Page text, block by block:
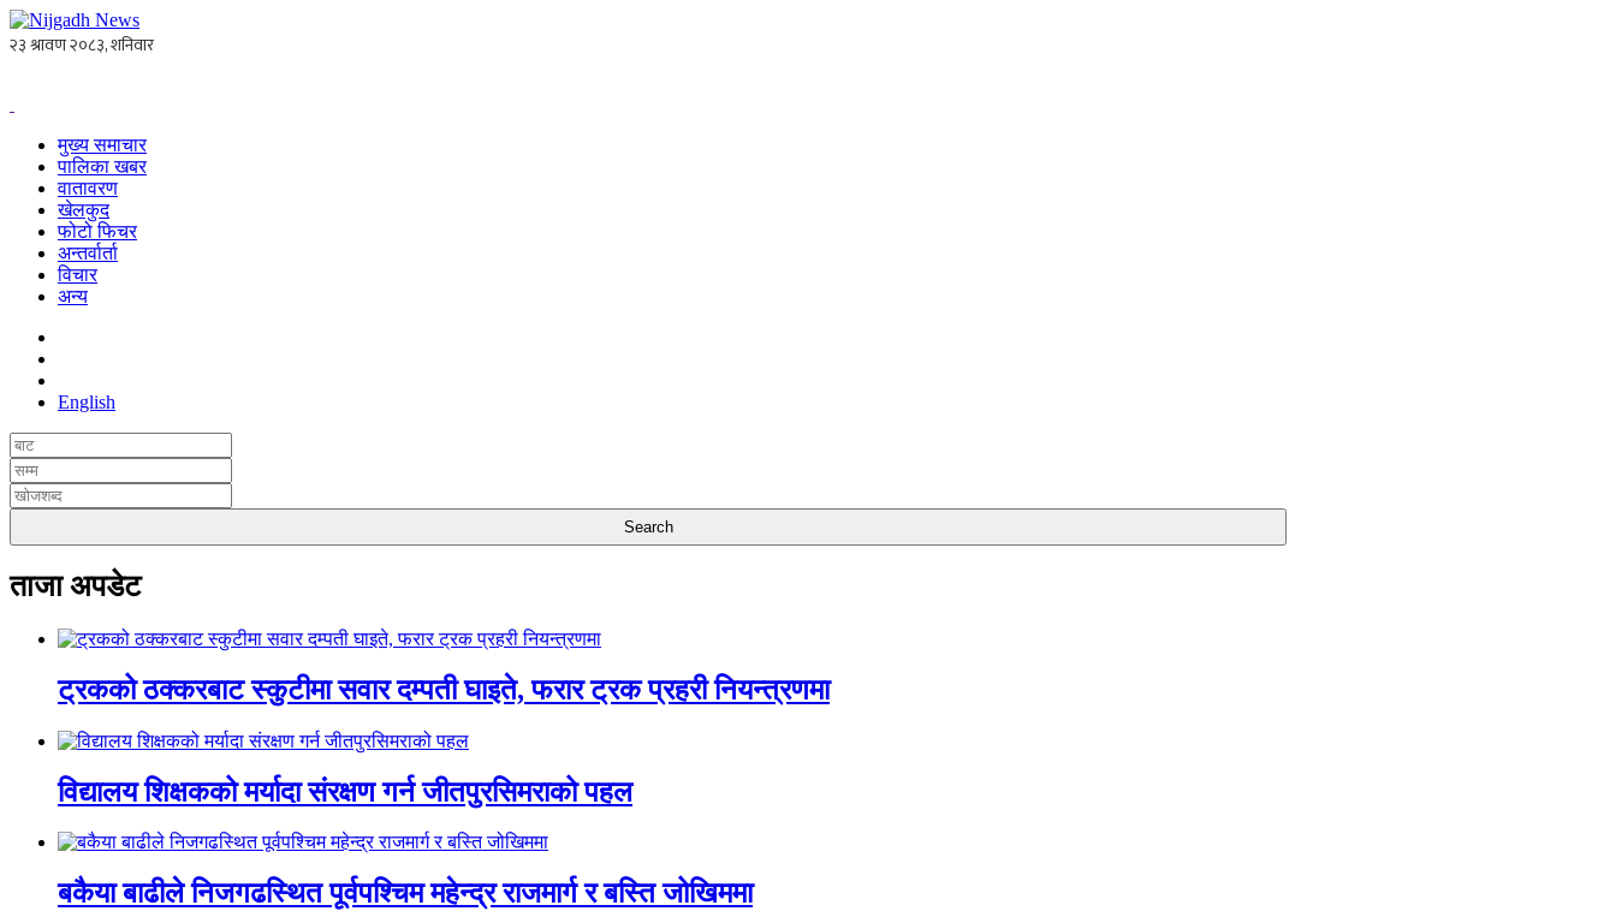
मुख्य समाचार
पालिका खबर
वातावरण
खेलकुद
फोटो फिचर
अन्तर्वार्ता
विचार
अन्य
English
ताजा अपडेट
ट्रकको ठक्करबाट स्कुटीमा सवार दम्पती घाइते, फरार ट्रक प्रहरी नियन्त्रणमा
विद्यालय शिक्षकको मर्यादा संरक्षण गर्न जीतपुरसिमराको पहल
बकैया बाढीले निजगढस्थित पूर्वपश्चिम महेन्द्र राजमार्ग र बस्ति जोखिममा